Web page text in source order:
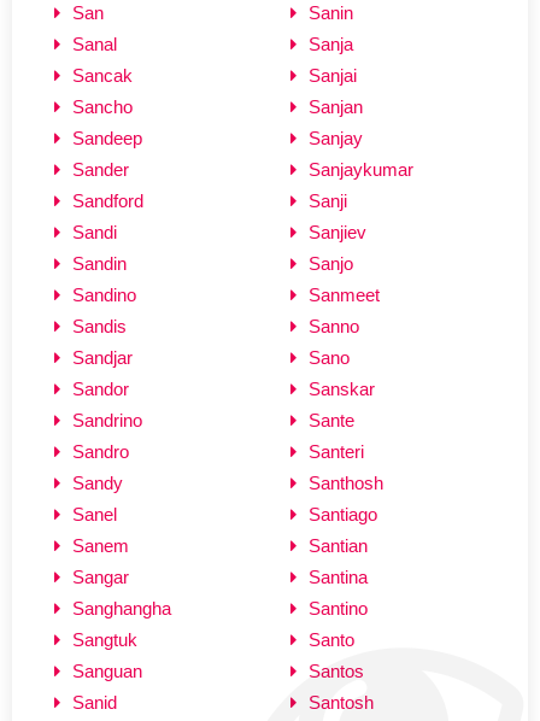
San
Sanal
Sancak
Sancho
Sandeep
Sander
Sandford
Sandi
Sandin
Sandino
Sandis
Sandjar
Sandor
Sandrino
Sandro
Sandy
Sanel
Sanem
Sangar
Sanghangha
Sangtuk
Sanguan
Sanid
Sanin
Sanja
Sanjai
Sanjan
Sanjay
Sanjaykumar
Sanji
Sanjiev
Sanjo
Sanmeet
Sanno
Sano
Sanskar
Sante
Santeri
Santhosh
Santiago
Santian
Santina
Santino
Santo
Santos
Santosh